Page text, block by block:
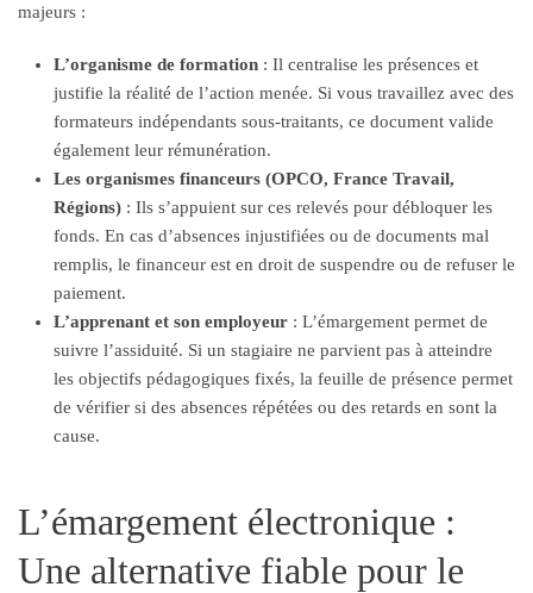
majeurs :
L’organisme de formation : Il centralise les présences et
justifie la réalité de l’action menée. Si vous travaillez avec des
formateurs indépendants sous-traitants, ce document valide
également leur rémunération.
Les organismes financeurs (OPCO, France Travail,
Régions) : Ils s’appuient sur ces relevés pour débloquer les
fonds. En cas d’absences injustifiées ou de documents mal
remplis, le financeur est en droit de suspendre ou de refuser le
paiement.
L’apprenant et son employeur : L’émargement permet de
suivre l’assiduité. Si un stagiaire ne parvient pas à atteindre
les objectifs pédagogiques fixés, la feuille de présence permet
de vérifier si des absences répétées ou des retards en sont la
cause.
L’émargement électronique :
Une alternative fiable pour le